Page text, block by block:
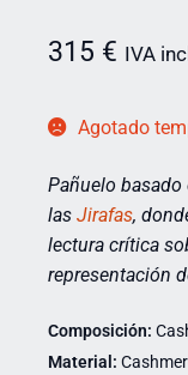
315 € IVA
Agotado
Pañuelo
las Jirafas,
lectura crítica
representación
Composición:
Material: